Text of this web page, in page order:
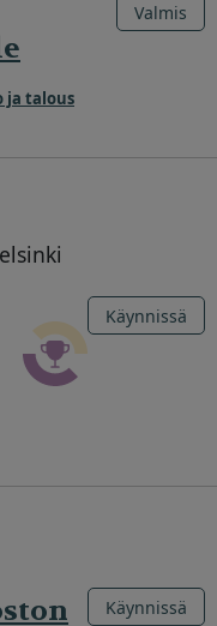
ja talous
Valmis
Käynnissä
Käynnissä